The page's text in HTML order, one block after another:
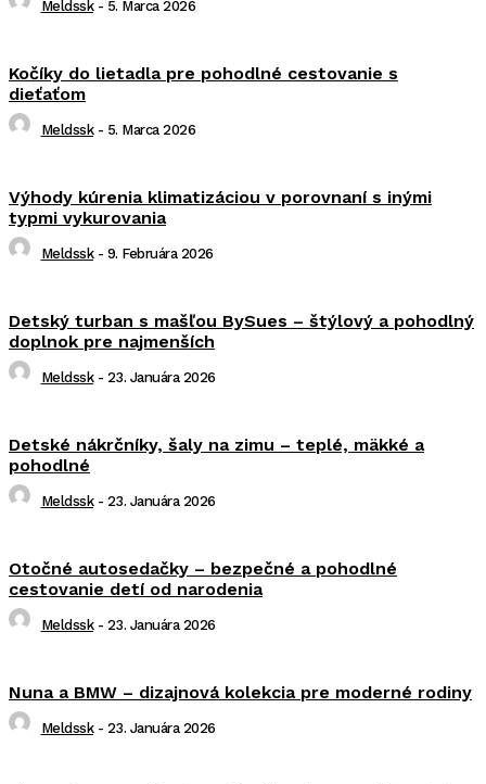
Meldssk - 5. Marca 2026
Kočíky do lietadla pre pohodlné cestovanie s
dieťaťom
Meldssk - 5. Marca 2026
Výhody kúrenia klimatizáciou v porovnaní s inými
typmi vykurovania
Meldssk - 9. Februára 2026
Detský turban s mašľou BySues – štýlový a pohodlný
doplnok pre najmenších
Meldssk - 23. Januára 2026
Detské nákrčníky, šaly na zimu – teplé, mäkké a
pohodlné
Meldssk - 23. Januára 2026
Otočné autosedačky – bezpečné a pohodlné
cestovanie detí od narodenia
Meldssk - 23. Januára 2026
Nuna a BMW – dizajnová kolekcia pre moderné rodiny
Meldssk - 23. Januára 2026